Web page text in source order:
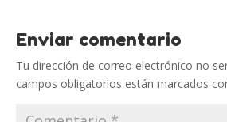
Enviar comentario
Tu dirección de correo electrónico no
campos obligatorios están marcados